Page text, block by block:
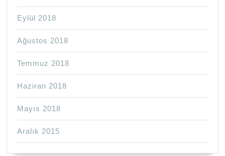
Eylül 2018
Ağustos 2018
Temmuz 2018
Haziran 2018
Mayıs 2018
Aralık 2015